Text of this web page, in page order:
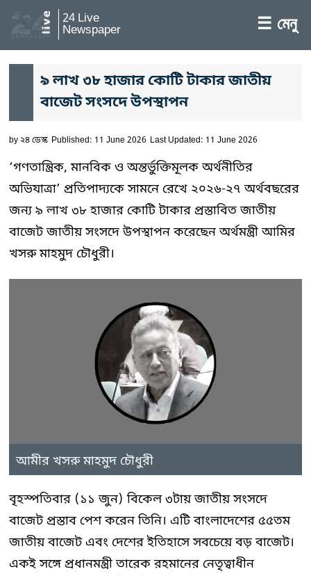
24 Live
Newspaper ☰ মেনু
৯ লাখ ৩৮ হাজার কোটি টাকার জাতীয়
বাজেট সংসদে উপস্থাপন
by২৪ ডেস্ক Published: 11 June 2026 Last Updated: 11 June 2026
‘গণতান্ত্রিক, মানবিক ও অন্তর্ভুক্তিমূলক অর্থনীতির
অভিযাত্রা’ প্রতিপাদ্যকে সামনে রেখে ২০২৬-২৭ অর্থবছরের
জন্য ৯ লাখ ৩৮ হাজার কোটি টাকার প্রস্তাবিত জাতীয়
বাজেট জাতীয় সংসদে উপস্থাপন করেছেন অর্থমন্ত্রী আমির
খসরু মাহমুদ চৌধুরী।
আমীর খসরু মাহমুদ চৌধুরী
বৃহস্পতিবার (১১ জুন) বিকেল ৩টায় জাতীয় সংসদে
বাজেট প্রস্তাব পেশ করেন তিনি। এটি বাংলাদেশের ৫৫তম
জাতীয় বাজেট এবং দেশের ইতিহাসে সবচেয়ে বড় বাজেট।
একই সঙ্গে প্রধানমন্ত্রী তারেক রহমানের নেতৃত্বাধীন